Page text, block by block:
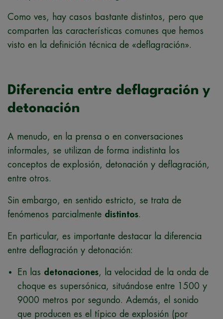
Como ves, hay casos bastante distintos, pero que
comparten las características comunes que hemos
visto en la definición técnica de «deflagración».
Diferencia entre deflagración y
detonación
A menudo, en la prensa o en conversaciones
informales, se utilizan de forma indistinta los
conceptos de explosión, detonación y deflagración,
entre otros.
Sin embargo, en sentido estricto, se trata de
fenómenos parcialmente distintos.
En particular, es importante destacar la diferencia
entre deflagración y detonación:
En las detonaciones, la velocidad de la onda de
choque es supersónica, situándose entre 1500 y
9000 metros por segundo. Además, el sonido
que producen es el típico de explosión (por